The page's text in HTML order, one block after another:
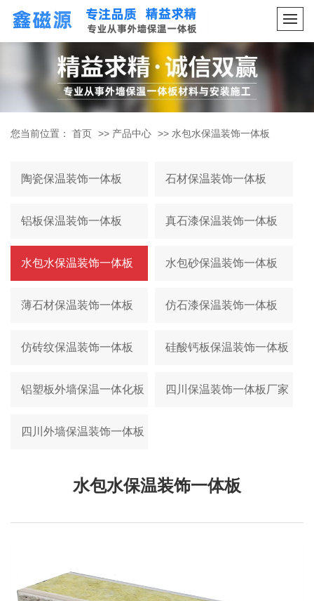
您当前位置： 首页 >> 产品中心 >> 水包水保温装饰一体板
陶瓷保温装饰一体板 石材保温装饰一体板
铝板保温装饰一体板 真石漆保温装饰一体板
水包水保温装饰一体板 水包砂保温装饰一体板
薄石材保温装饰一体板 仿石漆保温装饰一体板
仿砖纹保温装饰一体板 硅酸钙板保温装饰一体板
铝塑板外墙保温一体化板 四川保温装饰一体板厂家
四川外墙保温装饰一体板
水包水保温装饰一体板